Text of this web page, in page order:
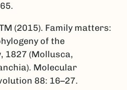
(2015). Family matters:
of the
1827 (Mollusca,
Molecular
88: 16–27.